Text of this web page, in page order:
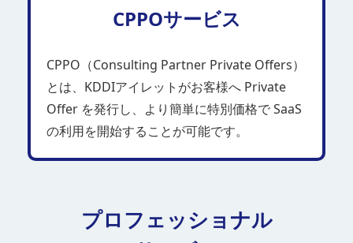
CPPOサービス
CPPO（Consulting Partner Private Offers）
とは、KDDIアイレットがお客様へ Private
Offer を発行し、より簡単に特別価格で SaaS
の利用を開始することが可能です。
プロフェッショナル